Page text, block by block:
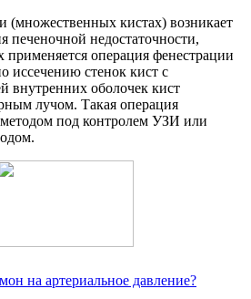
(множественных кистах) возникает
печеночной недостаточности,
применяется операция фенестрации
иссечению стенок кист с
внутренних оболочек кист
лучом. Такая операция
под контролем УЗИ или
на артериальное давление?